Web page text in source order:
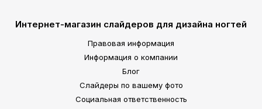
Интернет-магазин слайдеров для дизайна ногтей
Правовая информация
Информация о компании
Блог
Слайдеры по вашему фото
Социальная ответственность